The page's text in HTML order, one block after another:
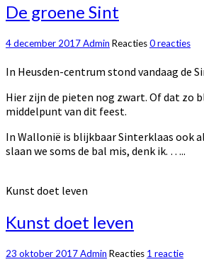
De groene Sint
4 december 2017Admin Reacties0 reacties
In Heusden-centrum stond vandaag de
Hier zijn de pieten nog zwart. Of dat zo
middelpunt van dit feest.
In Wallonië is blijkbaar Sinterklaas ook
slaan we soms de bal mis, denk ik. …..
Kunst doet leven
Kunst doet leven
23 oktober 2017Admin Reacties 1 reactie